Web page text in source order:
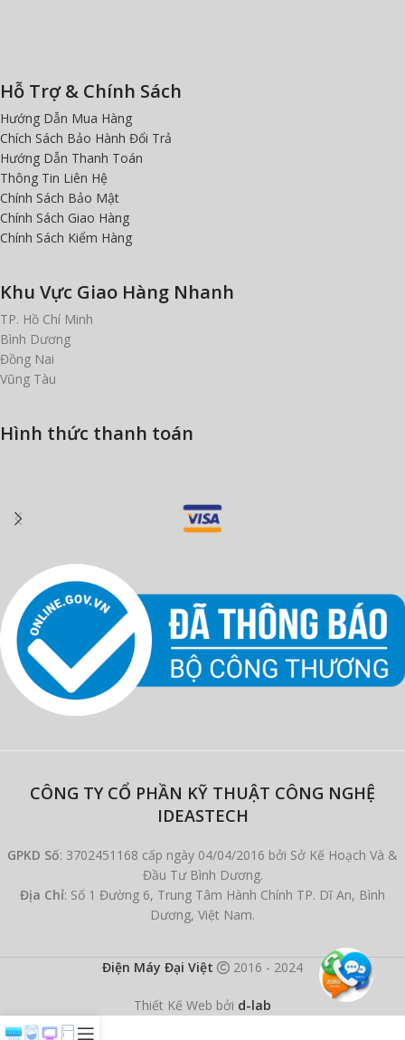
Hỗ Trợ & Chính Sách
Hướng Dẫn Mua Hàng
Chích Sách Bảo Hành Đổi Trả
Hướng Dẫn Thanh Toán
Thông Tin Liên Hệ
Chính Sách Bảo Mật
Chính Sách Giao Hàng
Chính Sách Kiểm Hàng
Khu Vực Giao Hàng Nhanh
TP. Hồ Chí Minh
Bình Dương
Đồng Nai
Vũng Tàu
Hình thức thanh toán
CÔNG TY CỔ PHẦN KỸ THUẬT CÔNG NGHỆ
IDEASTECH
GPKD Số: 3702451168 cấp ngày 04/04/2016 bởi Sở Kế Hoạch Và &
Đầu Tư Bình Dương.
Địa Chỉ: Số 1 Đường 6, Trung Tâm Hành Chính TP. Dĩ An, Bình
Dương, Việt Nam.
Điện Máy Đại Việt 2016 - 2024
Thiết Kế Web bởi d-lab